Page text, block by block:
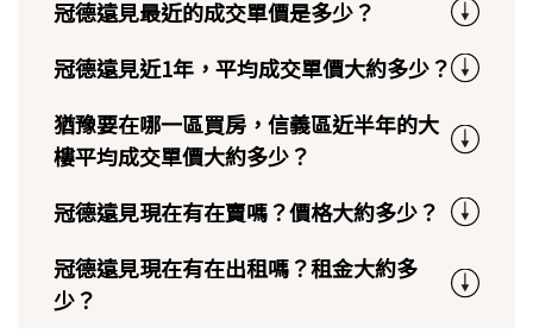
冠德遠見最近的成交單價是多少？
冠德遠見近1年，平均成交單價大約多少？
猶豫要在哪一區買房，信義區近半年的大
樓平均成交單價大約多少？
冠德遠見現在有在賣嗎？價格大約多少？
冠德遠見現在有在出租嗎？租金大約多
少？